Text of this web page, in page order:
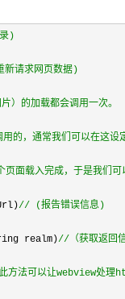
)
新请求网页数据)
）的加载都会调用一次。
用的，通常我们可以在这
页面载入完成，于是我们
// (报告错误信息)
realm)// （获取返回
方法可以让webview处理